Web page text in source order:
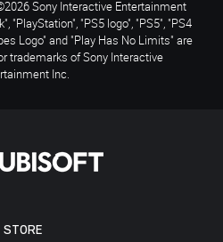
STORE
Sony Interactive Entertainment
"PlayStation", "PS5 logo", "PS5", "PS4
Logo" and "Play Has No Limits" are
trademarks of Sony Interactive
Inc.